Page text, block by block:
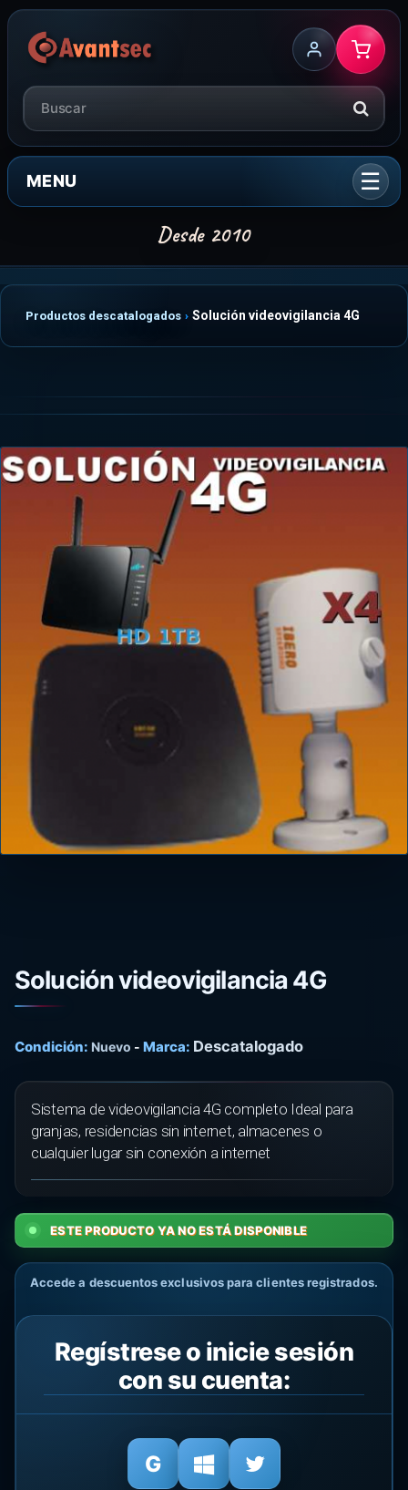
MENU
Productos descatalogados Solución videovigilancia 4G
Solución videovigilancia 4G
Condición: Nuevo - Marca: Descatalogado
Sistema de videovigilancia 4G completo Ideal para
granjas, residencias sin internet, almacenes o
cualquier lugar sin conexión a internet
ESTE PRODUCTO YA NO ESTÁ DISPONIBLE
Accede a descuentos exclusivos para clientes registrados.
Regístrese o inicie sesión
con su cuenta: